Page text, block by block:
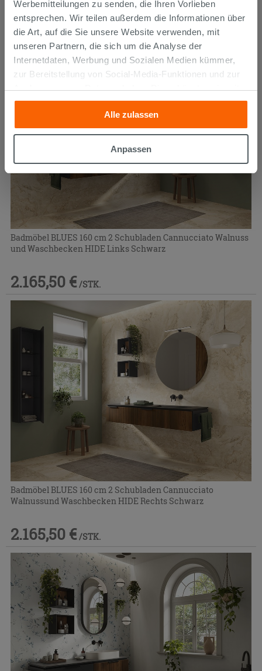
Werbemitteilungen zu senden, die Ihren Vorlieben
entsprechen. Wir teilen außerdem die Informationen über
die Art, auf die Sie unsere Website verwenden, mit
unseren Partnern, die sich um die Analyse der
Internetdaten, Werbung und Sozialen Medien kümmer,
zur Bereitstellung von Social-Media-Funktionen und zur
Analyse unseres Datenverkehrs. Diese könnten sie mit
anderen Informationen, die Sie ihnen geliefert haben oder
die sie aufgrund Ihrer Verwendung ihrer Dienste
gesammelt haben, kombinieren. Falls Sie mehr wissen
möchten oder Ihre Zustimmung zu allen oder einigen
Zustimmung kann durch Klicken auf die Schaltfläche
„Cookies akzeptieren“ gegeben werden. Wenn Sie auf
die Schaltfläche "X" klicken, können Sie das Surfen erst
nach der Installation der technischen Cookies fortsetzen.
Alle zulassen
Anpassen
1.698,50 € /STK.
Badmöbel BLUES 160 cm 2 Schubladen Cannucciato Walnuss
und Waschbecken HIDE Links Schwarz
2.165,50 € /STK.
Badmöbel BLUES 160 cm 2 Schubladen Cannucciato
Walnussund Waschbecken HIDE Rechts Schwarz
2.165,50 € /STK.